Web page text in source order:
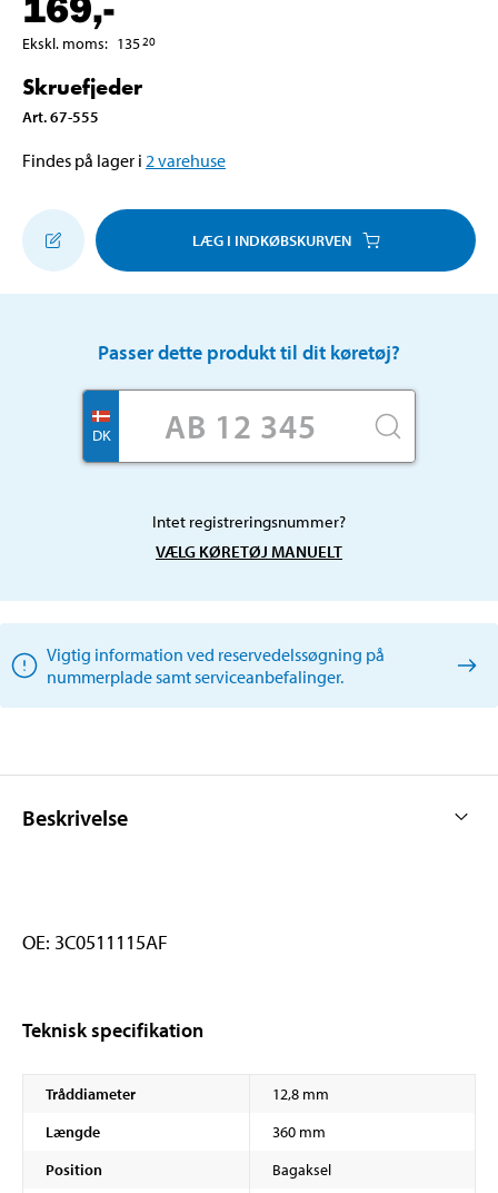
Ekskl. moms: 13520
Skruefjeder
Art.67-555
Findes på lager i 2 varehuse
LÆG I INDKØBSKURVEN
Passer dette produkt til dit køretøj?
DK
Intet registreringsnummer?
VÆLG KØRETØJ MANUELT
Vigtig information ved reservedelssøgning på
nummerplade samt serviceanbefalinger.
Beskrivelse
OE: 3C0511115AF
Teknisk specifikation
Tråddiameter
12,8 mm
Længde
360 mm
Position
Bagaksel